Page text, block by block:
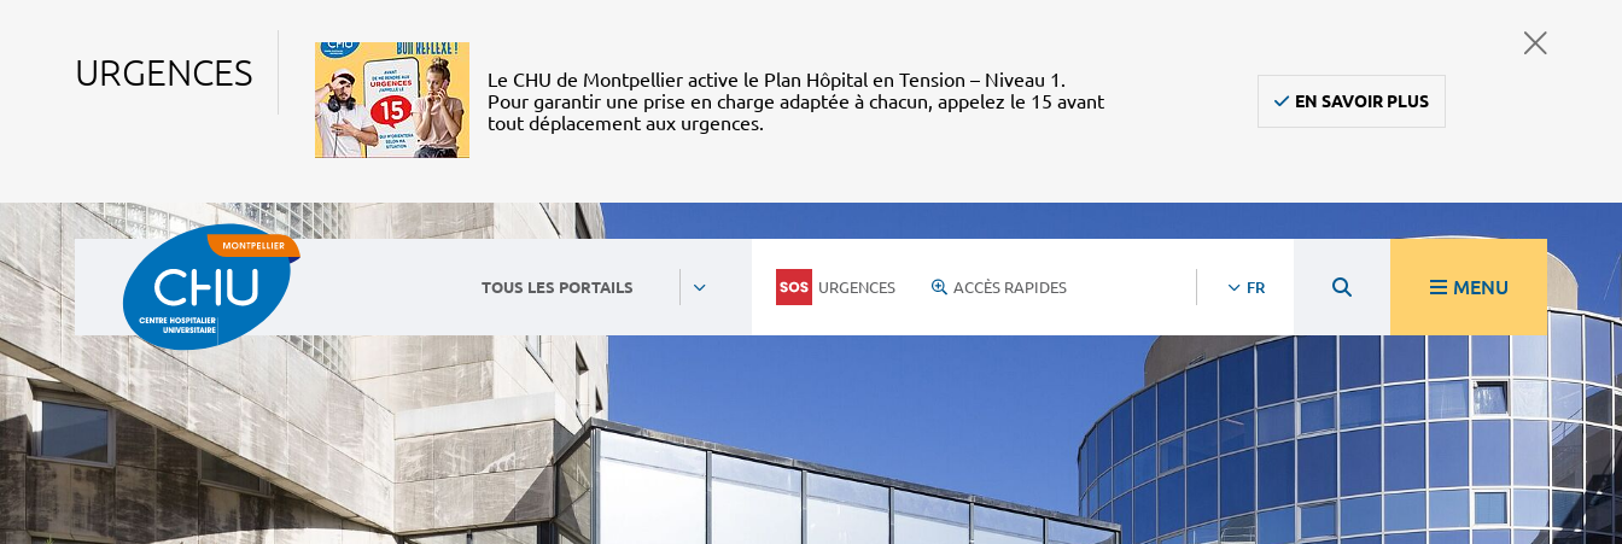
URGENCES
Le CHU de Montpellier active le Plan Hôpital en Tension – Niveau 1.
Pour garantir une prise en charge adaptée à chacun, appelez le 15 avant
tout déplacement aux urgences.
EN SAVOIR PLUS
TOUS LES PORTAILS URGENCES ACCÈS RAPIDES FR MENU